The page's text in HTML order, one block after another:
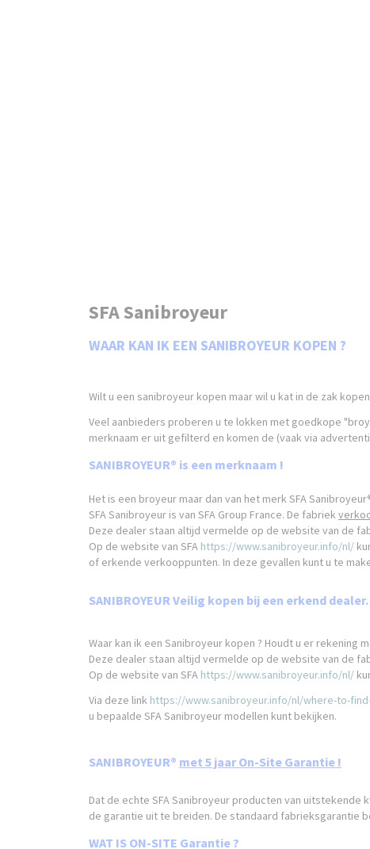
SFA Sanibroyeur
WAAR KAN IK EEN SANIBROYEUR KOPEN ?
Wilt u een sanibroyeur kopen maar wil u kat in de zak
Veel aanbieders proberen u te lokken met goedkope
merknaam er uit gefilterd en komen de (vaak via
SANIBROYEUR® is een merknaam !
Het is een broyeur maar dan van het merk SFA Sanibroyeur
SFA Sanibroyeur is van SFA Group France. De fabriek
Deze dealer staan altijd vermelde op de website van de
Op de website van SFA https://www.sanibroyeur.info/nl/
of erkende verkooppunten. In deze gevallen kunt u te
SANIBROYEUR Veilig kopen bij een erkend dealer.
Waar kan ik een Sanibroyeur kopen ? Houdt u er
Deze dealer staan altijd vermelde op de website van de
Op de website van SFA https://www.sanibroyeur.info/nl/
Via deze link https://www.sanibroyeur.info/nl/where-to-
u bepaalde SFA Sanibroyeur modellen kunt bekijken.
SANIBROYEUR® met 5 jaar On-Site Garantie !
Dat de echte SFA Sanibroyeur producten van
de garantie uit te breiden. De standaard fabrieksgarantie
WAT IS ON-SITE Garantie ?